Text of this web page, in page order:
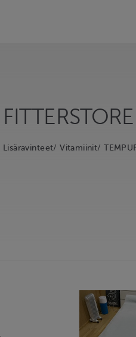
FITTERSTORE
Lisäravinteet/ Vitamiinit/